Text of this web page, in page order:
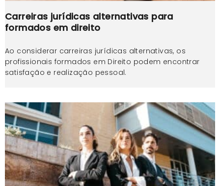
Carreiras jurídicas alternativas para
formados em direito
Ao considerar carreiras jurídicas alternativas, os
profissionais formados em Direito podem encontrar
satisfação e realização pessoal.